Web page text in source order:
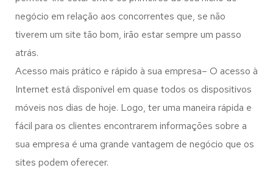
negócio em relação aos concorrentes que, se não
tiverem um site tão bom, irão estar sempre um passo
atrás.
Acesso mais prático e rápido à sua empresa– O acesso à
Internet está disponível em quase todos os dispositivos
móveis nos dias de hoje. Logo, ter uma maneira rápida e
fácil para os clientes encontrarem informações sobre a
sua empresa é uma grande vantagem de negócio que os
sites podem oferecer.